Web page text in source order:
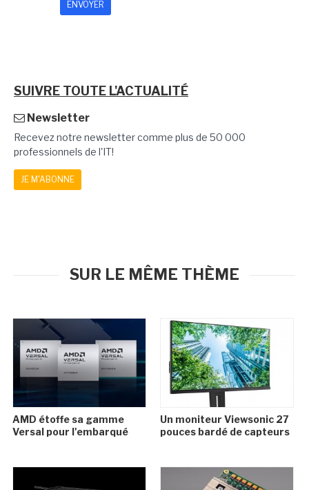
SUIVRE TOUTE L'ACTUALITÉ
Newsletter
Recevez notre newsletter comme plus de 50 000
professionnels de l'IT!
JE M'ABONNE
SUR LE MÊME THÈME
AMD étoffe sa gamme
Versal pour l'embarqué
Un moniteur Viewsonic 27
pouces bardé de capteurs